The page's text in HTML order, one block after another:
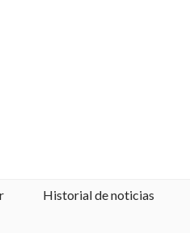
Historial de noticias